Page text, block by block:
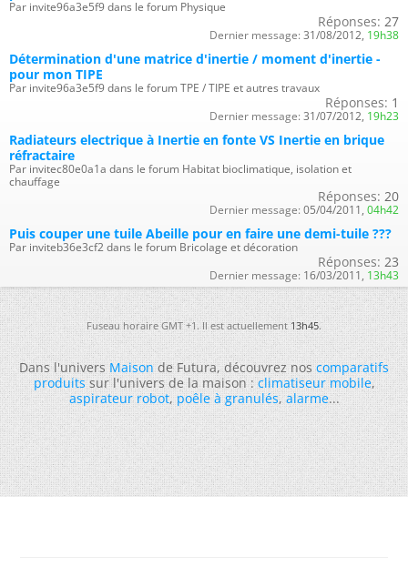
Par invite96a3e5f9 dans le forum Physique
Réponses: 27
Dernier message: 31/08/2012, 19h38
Détermination d'une matrice d'inertie / moment d'inertie -
pour mon TIPE
Par invite96a3e5f9 dans le forum TPE / TIPE et autres travaux
Réponses: 1
Dernier message: 31/07/2012, 19h23
Radiateurs electrique à Inertie en fonte VS Inertie en brique
réfractaire
Par invitec80e0a1a dans le forum Habitat bioclimatique, isolation et
chauffage
Réponses: 20
Dernier message: 05/04/2011, 04h42
Puis couper une tuile Abeille pour en faire une demi-tuile ???
Par inviteb36e3cf2 dans le forum Bricolage et décoration
Réponses: 23
Dernier message: 16/03/2011, 13h43
Fuseau horaire GMT +1. Il est actuellement13h45.
Dans l'universMaisonde Futura, découvrez noscomparatifs
produitssur l'univers de la maison :climatiseur mobile,
aspirateur robot,poêle à granulés,alarme...